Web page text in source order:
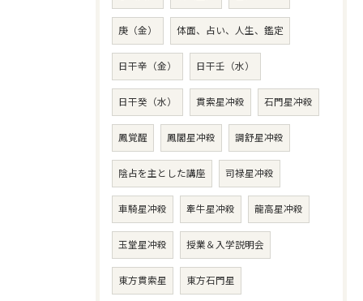
庚（金） 体面、占い、人生、鑑定
日干辛（金） 日干壬（水）
日干癸（水） 貫索星冲殺 石門星冲殺
鳳覚醒 鳳閣星冲殺 調舒星冲殺
陰占を主とした講座 司禄星冲殺
車騎星冲殺 牽牛星冲殺 龍高星冲殺
玉堂星冲殺 授業＆入学説明会
東方貫索星 東方石門星